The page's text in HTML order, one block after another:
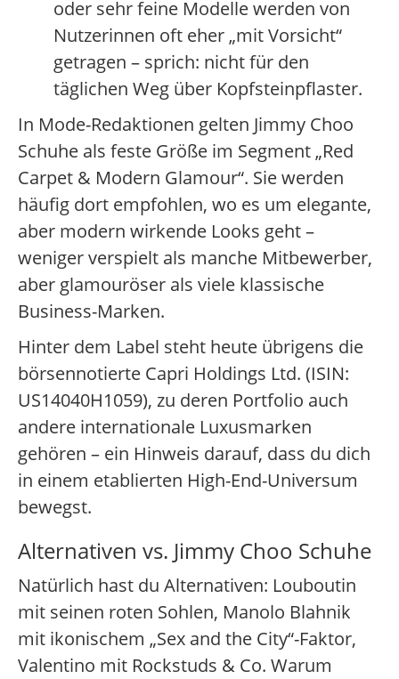
oder sehr feine Modelle werden von
Nutzerinnen oft eher „mit Vorsicht“
getragen – sprich: nicht für den
täglichen Weg über Kopfsteinpflaster.
In Mode-Redaktionen gelten Jimmy Choo
Schuhe als feste Größe im Segment „Red
Carpet & Modern Glamour“. Sie werden
häufig dort empfohlen, wo es um elegante,
aber modern wirkende Looks geht –
weniger verspielt als manche Mitbewerber,
aber glamouröser als viele klassische
Business-Marken.
Hinter dem Label steht heute übrigens die
börsennotierte Capri Holdings Ltd. (ISIN:
US14040H1059), zu deren Portfolio auch
andere internationale Luxusmarken
gehören – ein Hinweis darauf, dass du dich
in einem etablierten High-End-Universum
bewegst.
Alternativen vs. Jimmy Choo Schuhe
Natürlich hast du Alternativen: Louboutin
mit seinen roten Sohlen, Manolo Blahnik
mit ikonischem „Sex and the City“-Faktor,
Valentino mit Rockstuds & Co. Warum